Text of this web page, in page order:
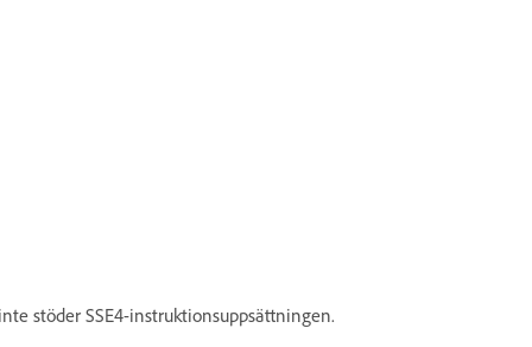
stöder SSE4-instruktionsuppsättningen.